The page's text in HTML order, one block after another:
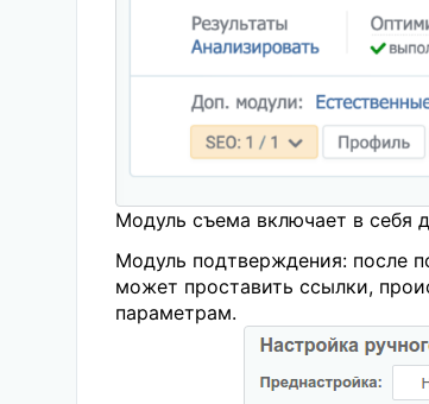
Модуль съема включает в себя
Модуль подтверждения: после
может проставить ссылки,
параметрам.